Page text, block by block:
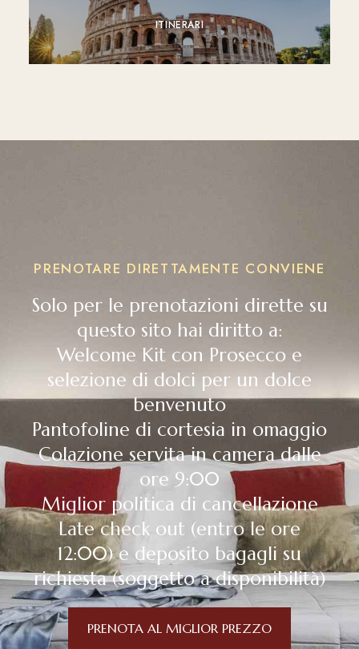
ITINERARI
PRENOTARE DIRETTAMENTE CONVIENE
Solo per le prenotazioni dirette su
questo sito hai diritto a:
Welcome Kit con Prosecco e
selezione di dolci per un dolce
benvenuto
Pantofoline di cortesia in omaggio
Colazione servita in camera dalle
ore 9:00
Miglior politica di cancellazione
Late check out (entro le ore
12:00) e deposito bagagli su
richiesta (soggetto a disponibilità)
PRENOTA AL MIGLIOR PREZZO